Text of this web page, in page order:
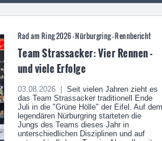
Rad am Ring 2026 - Nürburgring - Rennbericht
Team Strassacker: Vier Rennen -
und viele Erfolge
03.08.2026 |
Seit vielen Jahren zieht es
das Team Strassacker traditionell Ende
Juli in die "Grüne Hölle" der Eifel. Auf dem
legendären Nürburgring starteten die
Jungs des Teams dieses Jahr in
unterschiedlichen Disziplinen und auf